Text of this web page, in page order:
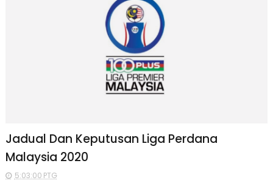
Jadual Dan Keputusan Liga Perdana
Malaysia 2020
5:03:00 PTG